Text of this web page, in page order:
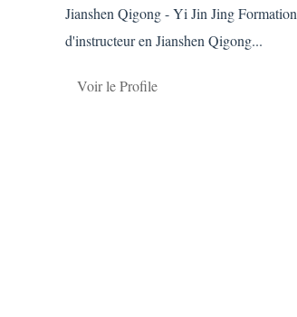
Jianshen Qigong - Yi Jin Jing Formation
d'instructeur en Jianshen Qigong...
Voir le Profile